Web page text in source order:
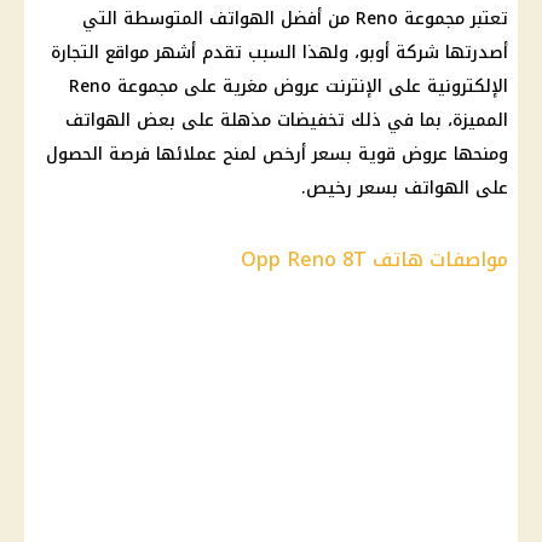
تعتبر مجموعة Reno من أفضل الهواتف المتوسطة التي
أصدرتها شركة أوبو، ولهذا السبب تقدم أشهر مواقع التجارة
الإلكترونية على الإنترنت عروض مغرية على مجموعة Reno
المميزة، بما في ذلك تخفيضات مذهلة على بعض الهواتف
ومنحها عروض قوية بسعر أرخص لمنح عملائها فرصة الحصول
على الهواتف بسعر رخيص.
مواصفات هاتف Opp Reno 8T